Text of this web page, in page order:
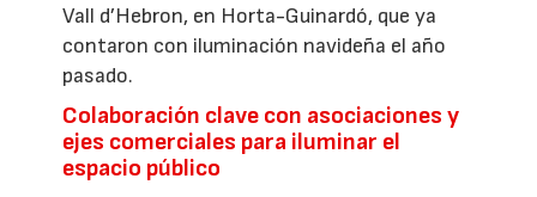
Vall d’Hebron, en Horta-Guinardó, que ya
contaron con iluminación navideña el año
pasado.
Colaboración clave con asociaciones y
ejes comerciales para iluminar el
espacio público